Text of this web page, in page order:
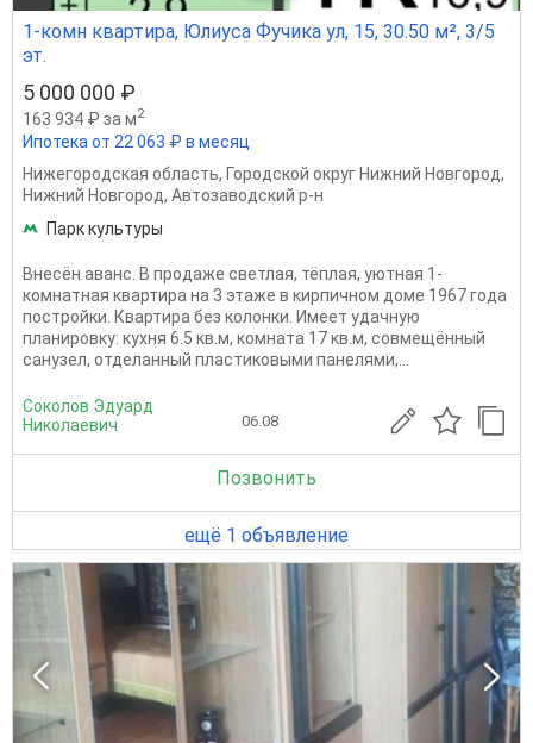
1-комн квартира, Юлиуса Фучика ул, 15, 30.50 м², 3/5
эт.
5 000 000 ₽
163 934 ₽ за м2
Ипотека от 22 063 ₽ в месяц
Нижегородская область, Городской округ Нижний Новгород,
Нижний Новгород, Автозаводский р-н
Парк культуры
Внесён аванс. В продаже светлая, тёплая, уютная 1-
комнатная квартира на 3 этаже в кирпичном доме 1967 года
постройки. Квартира без колонки. Имеет удачную
планировку: кухня 6.5 кв.м, комната 17 кв.м, совмещённый
санузел, отделанный пластиковыми панелями,...
Соколов Эдуард
Николаевич
06.08
Позвонить
ещё 1 объявление